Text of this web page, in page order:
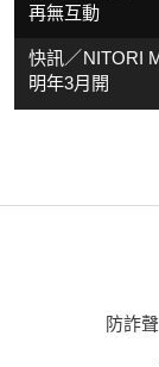
再無互動
快訊／NITORI
明年3月開
防詐